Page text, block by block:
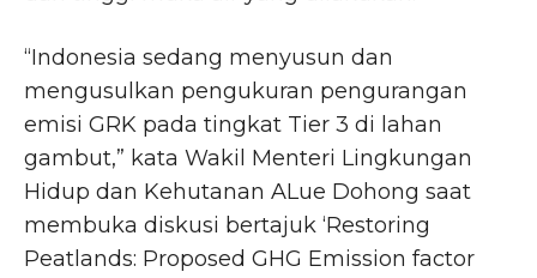
“Indonesia sedang menyusun dan
mengusulkan pengukuran pengurangan
emisi GRK pada tingkat Tier 3 di lahan
gambut,” kata Wakil Menteri Lingkungan
Hidup dan Kehutanan ALue Dohong saat
membuka diskusi bertajuk ‘Restoring
Peatlands: Proposed GHG Emission factor